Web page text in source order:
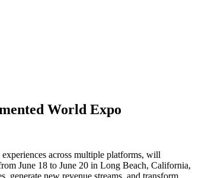
World Expo
across multiple platforms, will
June 18 to June 20 in Long Beach, California,